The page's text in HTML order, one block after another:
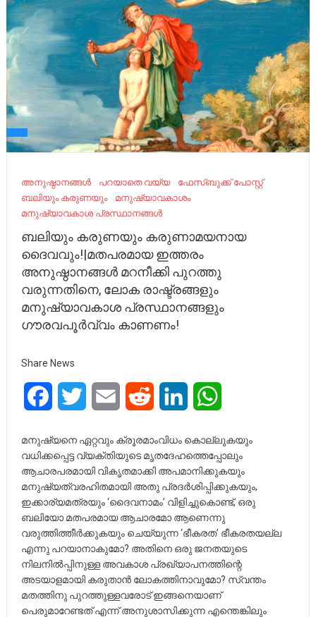
അനുഷ്ഠാനങ്ങൾ പറയാതെ വയ്യ
ഫേ​സ്ബു​ക്ക് പോ​സ്റ്റ്
ബലിയും കരുണയും
മനുഷ്യാവകാശം
മനുഷ്യാവകാശ പ്രസ്ഥാനങ്ങൾ
ബലിയും കരുണയും കരുണാമയനായ
ദൈവവും!|മതപരമായ ഇത്തരം
അനുഷ്ഠാനങ്ങൾ മറനീക്കി പുറത്തു
വരുന്നതിനെ, ലോക രാഷ്ട്രങ്ങളും
മനുഷ്യാവകാശ പ്രസ്ഥാനങ്ങളും
ഗൗരവപൂർവ്വം കാണണം!
Share News
FacebookTwitter Email Reddit LinkedIn
മനുഷ്യനെ ഏറ്റവും ക്രൂരമാംവിധം കൊല്ലുകയും
വധിക്കപ്പെട്ട വ്യക്തിയുടെ മൃതദേഹത്തെപ്പോലും
ആചാരപരമായി വികൃതമാക്കി അപമാനിക്കുകയും
മനുഷ്യത്വരഹിതമായി അതു പ്രദർശിപ്പിക്കുകയും,
ഇക്കാര്യമത്രയും ‘ദൈവനാമം’ വിളിച്ചുകൊണ്ട്‌, ഒരു
ബലിയോ മതപരമായ ആചാരമോ ആണെന്നു
വരുത്തിത്തീർക്കുകയും ചെയ്യുന്ന ‘ഭീകരത’ ഭീകരതയല്ല
എന്നു പറയാനാകുമോ? അതിനെ ഒരു ജനതയുടെ
നിലനിൽപ്പിനുള്ള അവകാശ പ്രഖ്യാപനത്തിന്റെ
അടയാളമായി കരുതാൻ ലോകത്തിനാവുമോ? സ്വന്തം
മതത്തിനു പുറത്തുള്ളവരോട് ഇങ്ങനെയാണ്
പെരുമാറേണ്ടത് എന്ന് അനുശാസിക്കുന്ന എന്തെങ്കിലും